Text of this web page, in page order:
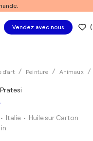
Vendez avec nous (
d'art Peinture Animaux
• Italie • Huile sur Carton
in